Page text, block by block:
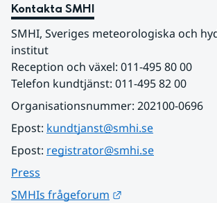
Kontakta SMHI
SMHI, Sveriges meteorologiska och
institut
Reception och växel: 011-495 80 00
Telefon kundtjänst: 011-495 82 00
Organisationsnummer: 202100-0696
Epost: kundtjanst@smhi.se
Epost: registrator@smhi.se
Press
SMHIs frågeforum